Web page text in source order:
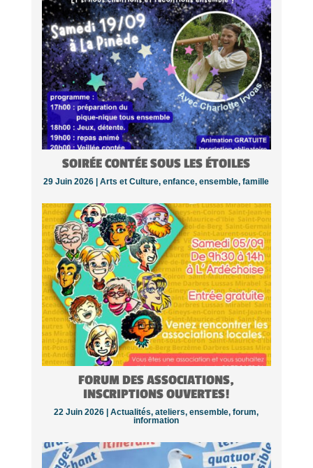
SOIRÉE CONTÉE SOUS LES ÉTOILES
29 Juin 2026 |Arts et Culture,enfance,ensemble,famille
FORUM DES ASSOCIATIONS,
INSCRIPTIONS OUVERTES!
22 Juin 2026 |Actualités,ateliers,ensemble,forum,
information